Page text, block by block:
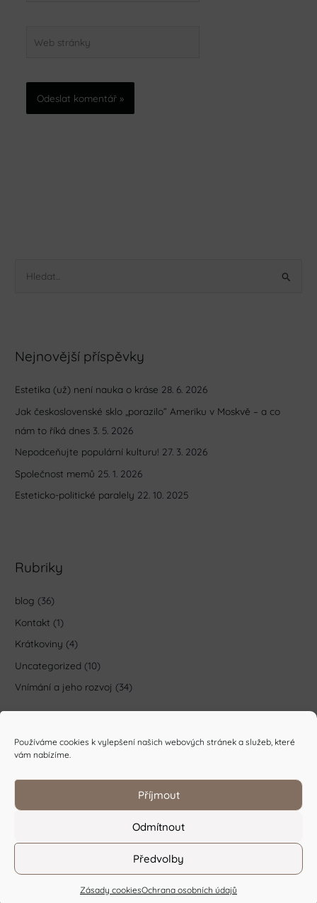
Používáme cookies k vylepšení našich webových stránek a služeb, které
vám nabízíme.
Příjmout
Odmítnout
Předvolby
Zásady cookiesOchrana osobních údajů
stránky
e
a
t
p
r
o
:
Nejnovější příspěvky
Estetika (už) není nauka o kráse 28. 6. 2026
Jak československé sklo „porazilo” Ameriku v Moskvě – a co
nám to říká dnes 3. 5. 2026
Nepodceňujte populární kulturu! 27. 3. 2026
Společnost memů 25. 1. 2026
Esteticko-politické paralely 22. 10. 2025
Rubriky
blog (36)
Kontakt (1)
Krátkoviny (4)
Uncategorized (10)
Vnímání a jeho rozvoj (34)
Ochrana osobních údajů/Obchodní podmínky